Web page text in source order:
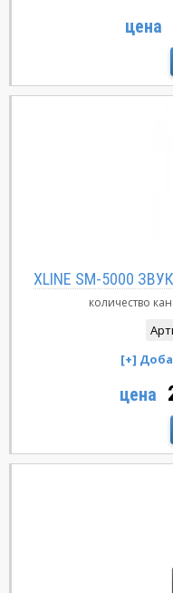
цена
XLINE SM-5000
количество
цена